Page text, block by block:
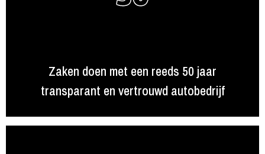
Zaken doen met een reeds 50 jaar
transparant en vertrouwd autobedrijf